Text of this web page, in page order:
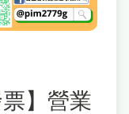
】營業